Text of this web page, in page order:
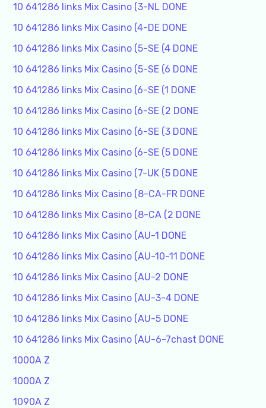
10 641286 links Mix Casino (3-NL DONE
10 641286 links Mix Casino (4-DE DONE
10 641286 links Mix Casino (5-SE (4 DONE
10 641286 links Mix Casino (5-SE (6 DONE
10 641286 links Mix Casino (6-SE (1 DONE
10 641286 links Mix Casino (6-SE (2 DONE
10 641286 links Mix Casino (6-SE (3 DONE
10 641286 links Mix Casino (6-SE (5 DONE
10 641286 links Mix Casino (7-UK (5 DONE
10 641286 links Mix Casino (8-CA-FR DONE
10 641286 links Mix Casino (8-CA (2 DONE
10 641286 links Mix Casino (AU-1 DONE
10 641286 links Mix Casino (AU-10-11 DONE
10 641286 links Mix Casino (AU-2 DONE
10 641286 links Mix Casino (AU-3-4 DONE
10 641286 links Mix Casino (AU-5 DONE
10 641286 links Mix Casino (AU-6-7chast DONE
1000A Z
1000A Z
1090A Z